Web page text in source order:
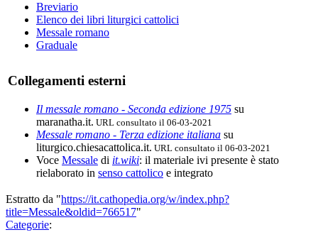
Breviario
Elenco dei libri liturgici cattolici
Messale romano
Graduale
Collegamenti esterni
Il messale romano - Seconda edizione 1975 su
maranatha.it. URL consultato il 06-03-2021
Messale romano - Terza edizione italiana su
liturgico.chiesacattolica.it. URL consultato il 06-03-2021
Voce Messale di it.wiki: il materiale ivi presente è stato
rielaborato in senso cattolico e integrato
Estratto da "https://it.cathopedia.org/w/index.php?
title=Messale&oldid=766517"
Categorie: